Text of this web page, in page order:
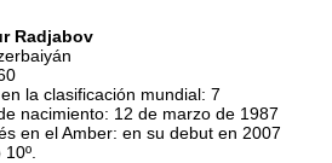
Radjabov
la clasificación mundial: 7
nacimiento: 12 de marzo de 1987
en el Amber: en su debut en 2007